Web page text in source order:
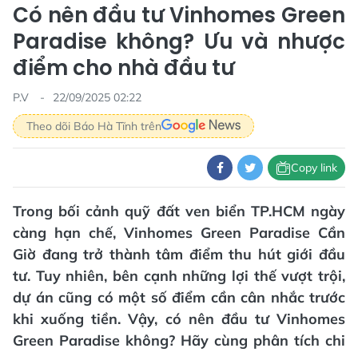
Có nên đầu tư Vinhomes Green
Paradise không? Ưu và nhược
điểm cho nhà đầu tư
P.V
22/09/2025 02:22
Theo dõi Báo Hà Tĩnh trên
Copy link
Trong bối cảnh quỹ đất ven biển TP.HCM ngày
càng hạn chế, Vinhomes Green Paradise Cần
Giờ đang trở thành tâm điểm thu hút giới đầu
tư. Tuy nhiên, bên cạnh những lợi thế vượt trội,
dự án cũng có một số điểm cần cân nhắc trước
khi xuống tiền. Vậy, có nên đầu tư Vinhomes
Green Paradise không? Hãy cùng phân tích chi